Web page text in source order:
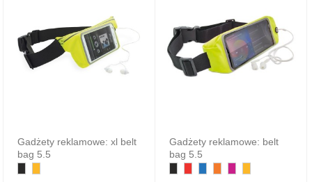
Gadżety reklamowe: xl belt
bag 5.5
Gadżety reklamowe: belt
bag 5.5